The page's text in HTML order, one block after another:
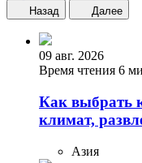
Назад Далее
09 авг. 2026
Время чтения 6
Как выбрать
климат,
Азия